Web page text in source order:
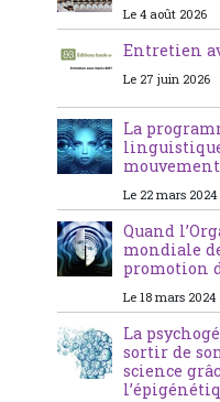
Le 4 août 2026
Entretien
Le 27 juin 2026
La
Le 22 mars 2024
Quand
mondiale
promotion
Le 18 mars 2024
La
sortir de
science